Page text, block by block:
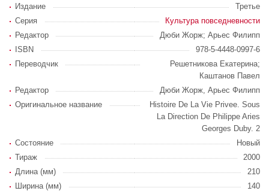
Издание
Третье
Серия
Культура повседневности
Редактор
Дюби Жорж; Арьес Филипп
ISBN
978-5-4448-0997-6
Переводчик
Решетникова Екатерина;
Каштанов Павел
Редактор
Дюби Жорж, Арьес Филипп
Оригинальное название
Histoire De La Vie Privee. Sous
La Direction De Philippe Aries
Georges Duby. 2
Состояние
Новый
Тираж
2000
Длина (мм)
210
Ширина (мм)
140